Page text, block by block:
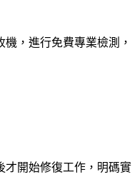
，進行免費專業檢測，
才開始修復工作，明碼實